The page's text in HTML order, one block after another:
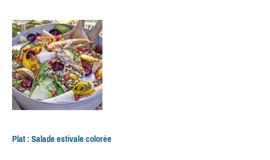
Plat : Salade estivale colorée